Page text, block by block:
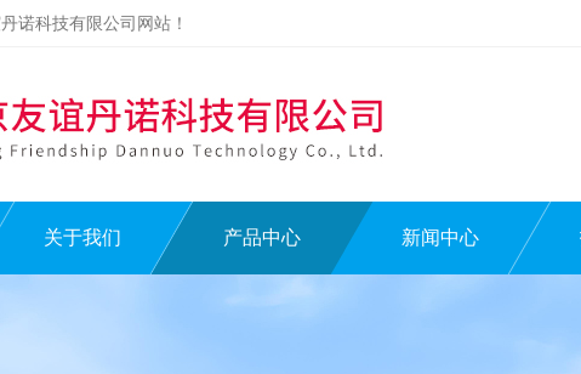
诺科技有限公司网站！
关于我们 产品中心 新闻中心